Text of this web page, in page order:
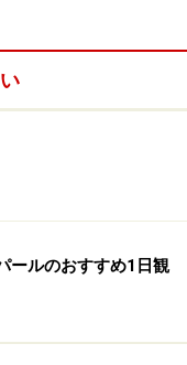
山の眺望がよいの
方も。ホテルやロ
フシーズンは比較
ます。
ールのおすすめ1日観